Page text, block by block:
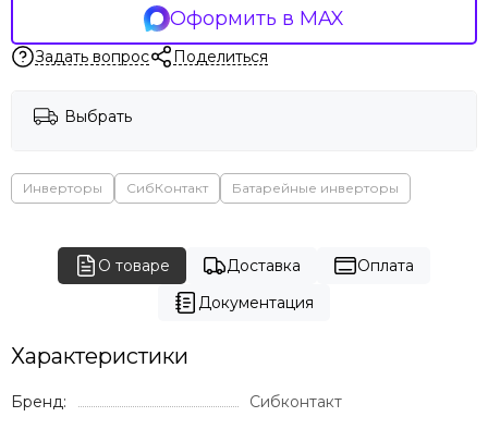
Оформить в MAX
Задать вопрос Поделиться
Выбрать
Инверторы СибКонтакт Батарейные инверторы
О товаре Доставка
Оплата
Документация
Характеристики
Бренд:
Сибконтакт